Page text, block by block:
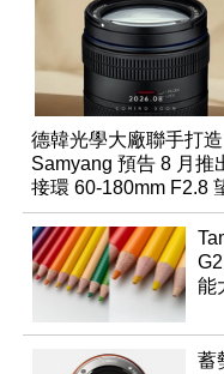
德韓光學大廠聯手打造
Samyang 預告 8 月推
接環 60-180mm F2.8
變焦鏡
能
蓄